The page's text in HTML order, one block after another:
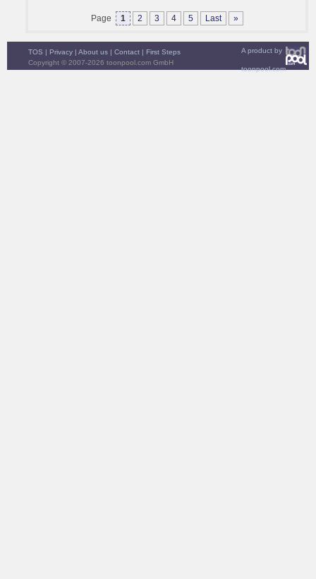
Page 1 2 3 4 5 Last »
A product by
toonpool.com
TOS | Privacy | About us | Contact | First Steps
Copyright © 2007-2026 toonpool.com GmbH